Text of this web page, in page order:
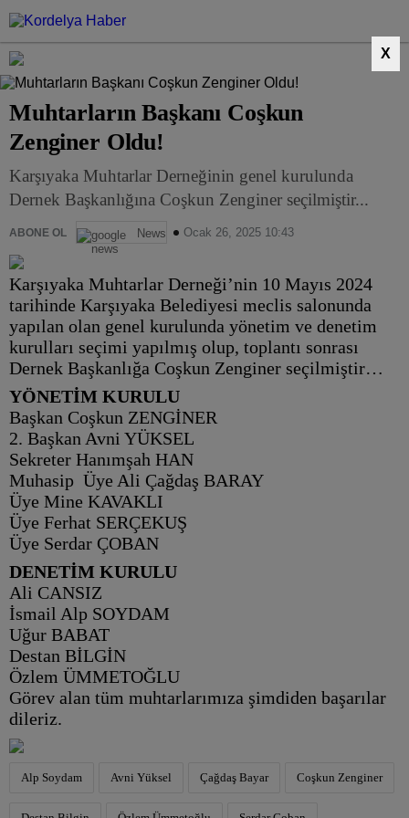
X
Muhtarların Başkanı Coşkun
Zenginer Oldu!
Karşıyaka Muhtarlar Derneğinin genel kurulunda
Dernek Başkanlığına Coşkun Zenginer seçilmiştir...
ABONE OL News Ocak 26, 2025 10:43
Karşıyaka Muhtarlar Derneği’nin 10 Mayıs 2024
tarihinde Karşıyaka Belediyesi meclis salonunda
yapılan olan genel kurulunda yönetim ve denetim
kurulları seçimi yapılmış olup, toplantı sonrası
Dernek Başkanlığa Coşkun Zenginer seçilmiştir…
YÖNETİM KURULU
Başkan Coşkun ZENGİNER
2. Başkan Avni YÜKSEL
Sekreter Hanımşah HAN
Muhasip Üye Ali Çağdaş BARAY
Üye Mine KAVAKLI
Üye Ferhat SERÇEKUŞ
Üye Serdar ÇOBAN
DENETİM KURULU
Ali CANSIZ
İsmail Alp SOYDAM
Uğur BABAT
Destan BİLGİN
Özlem ÜMMETOĞLU
Görev alan tüm muhtarlarımıza şimdiden başarılar
dileriz.
Alp Soydam Avni Yüksel Çağdaş Bayar Coşkun Zenginer